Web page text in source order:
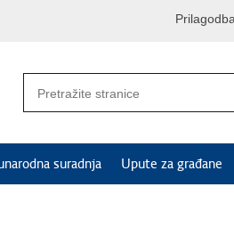
suradnja Upute za građane